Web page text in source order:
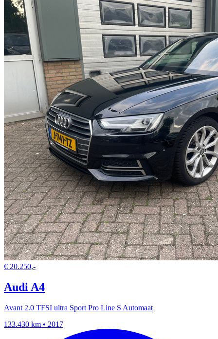
€ 20.250,-
Audi A4
Avant 2.0 TFSI ultra Sport Pro Line S Automaat
133.430 km • 2017